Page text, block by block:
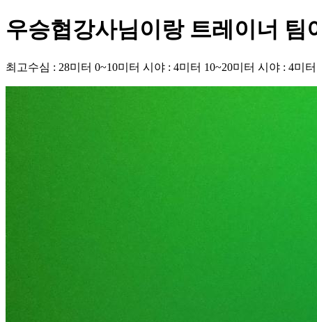
우승협강사님이랑 트레이너 팀
최고수심 : 28미터 0~10미터 시야 : 4미터 10~20미터 시야 : 4미